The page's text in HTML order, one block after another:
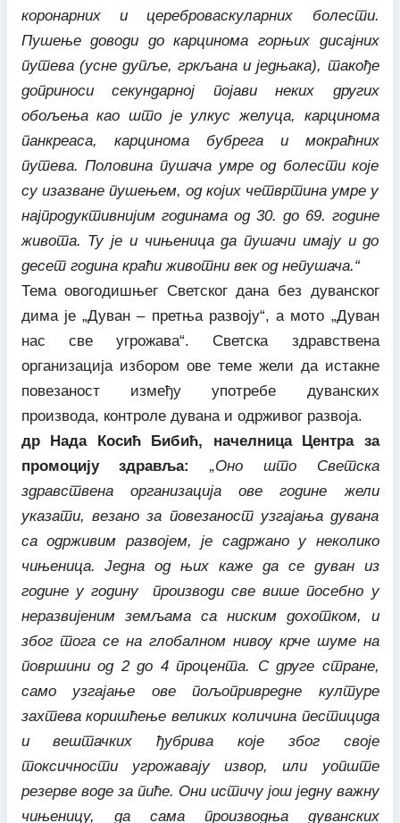
коронарних и цереброваскуларних болести.
Пушење доводи до карцинома горњих дисајних
путева (усне дупље, гркљана и једњака), такође
доприноси секундарној појави неких других
обољења као што је улкус желуца, карцинома
панкреаса, карцинома бубрега и мокраћних
путева. Половина пушача умре од болести које
су изазване пушењем, од којих четвртина умре у
најпродуктивнијим годинама од 30. до 69. године
живота. Ту је и чињеница да пушачи имају и до
десет година краћи животни век од непушача.“
Тема овогодишњег Светског дана без дуванског
дима је „Дуван – претња развоју“, а мото „Дуван
нас све угрожава“. Светска здравствена
организација избором ове теме жели да истакне
повезаност између употребе дуванских
производа, контроле дувана и одрживог развоја.
др Нада Косић Бибић, начелница Центра за
промоцију здравља:
„Оно што Светска
здравствена организација ове године жели
указати, везано за повезаност узгајања дувана
са одрживим развојем, је садржано у неколико
чињеница. Једна од њих каже да се дуван из
године у годину производи све више посебно у
неразвијеним земљама са ниским дохотком, и
због тога се на глобалном нивоу крче шуме на
површини од 2 до 4 процента. С друге стране,
само узгајање ове пољопривредне културе
захтева коришћење великих количина пестицида
и вештачких ђубрива које због своје
токсичности угрожавају извор, или уопште
резерве воде за пиће. Они истичу још једну важну
чињеницу, да сама производња дуванских